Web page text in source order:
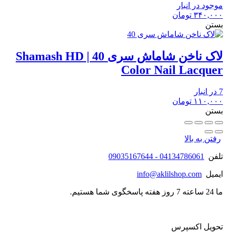
موجود در انبار
۳۴۰,۰۰۰ تومان
بستن
لاک ناخن شاماش سری 40 | Shamash HD
Color Nail Lacquer
7 در انبار
۱۱۰,۰۰۰ تومان
بستن
رفتن به بالا
تلفن 04134786061 - 09035167644
ایمیل info@aklilshop.com
ما 24 ساعته 7 روز هفته پاسخگوی شما هستیم.
تحویل اکسپرس